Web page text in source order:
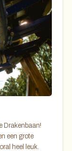
Drakenbaan!
een grote
heel leuk.